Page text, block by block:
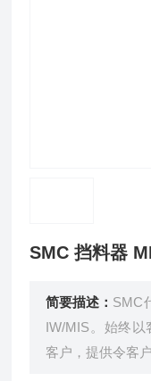
SMC 挡料器
简要描述： SMC
IW/MIS。始终
客户，提供令客